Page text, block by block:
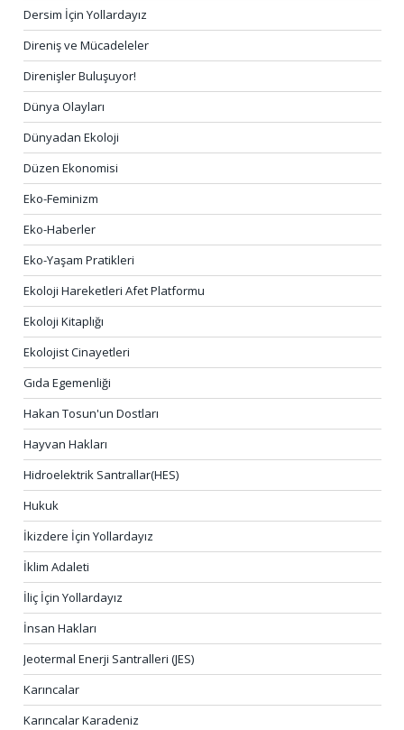
Dersim İçin Yollardayız
Direniş ve Mücadeleler
Direnişler Buluşuyor!
Dünya Olayları
Dünyadan Ekoloji
Düzen Ekonomisi
Eko-Feminizm
Eko-Haberler
Eko-Yaşam Pratikleri
Ekoloji Hareketleri Afet Platformu
Ekoloji Kitaplığı
Ekolojist Cinayetleri
Gıda Egemenliği
Hakan Tosun'un Dostları
Hayvan Hakları
Hidroelektrik Santrallar(HES)
Hukuk
İkizdere İçin Yollardayız
İklim Adaleti
İliç İçin Yollardayız
İnsan Hakları
Jeotermal Enerji Santralleri (JES)
Karıncalar
Karıncalar Karadeniz